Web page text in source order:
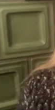
Tango Society